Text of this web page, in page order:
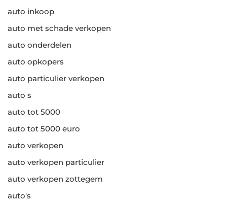
auto inkoop
auto met schade verkopen
auto onderdelen
auto opkopers
auto particulier verkopen
auto s
auto tot 5000
auto tot 5000 euro
auto verkopen
auto verkopen particulier
auto verkopen zottegem
auto's